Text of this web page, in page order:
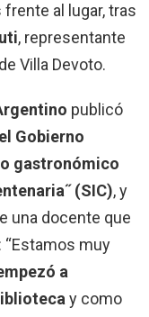
al lugar, tras
, representante
Villa Devoto.
publicó
Gobierno
gastronómico
(SIC), y
una docente que
“Estamos muy
a
y como